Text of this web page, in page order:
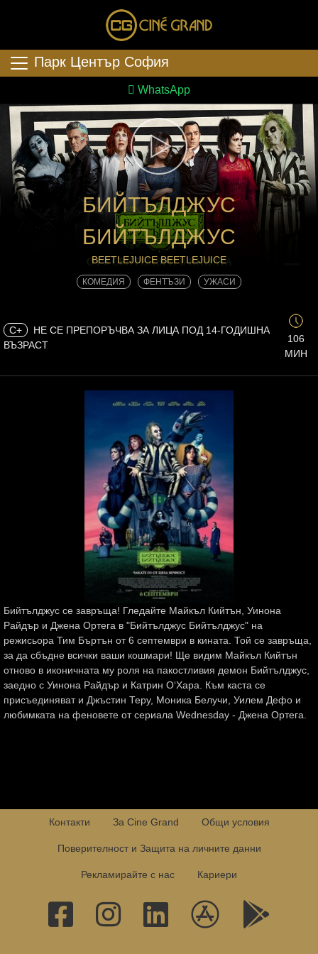
Парк Център София
WhatsApp
БИЙТЪЛДЖУС
БИЙТЪЛДЖУС
BEETLEJUICE BEETLEJUICE
КОМЕДИЯ ФЕНТЪЗИ УЖАСИ
C+
НЕ СЕ ПРЕПОРЪЧВА ЗА ЛИЦА ПОД 14-ГОДИШНА
ВЪЗРАСТ
106
МИН
Бийтълджус се завръща! Гледайте Майкъл Кийтън, Уинона
Райдър и Джена Ортега в "Бийтълджус Бийтълджус" на
режисьора Тим Бъртън от 6 септември в кината. Той се завръща,
за да сбъдне всички ваши кошмари! Ще видим Майкъл Кийтън
отново в иконичната му роля на пакостливия демон Бийтълджус,
заедно с Уинона Райдър и Катрин О‘Хара. Към каста се
присъединяват и Джъстин Теру, Моника Белучи, Уилем Дефо и
любимката на феновете от сериала Wednesday - Джена Ортега.
Контакти За Cine Grand Общи условия
Поверителност и Защита на личните данни
Рекламирайте с нас Кариери